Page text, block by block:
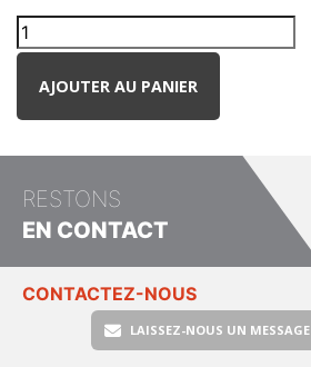
AJOUTER AU PANIER
RESTONS
EN CONTACT
CONTACTEZ-NOUS
LAISSEZ-NOUS UN MESSAGE